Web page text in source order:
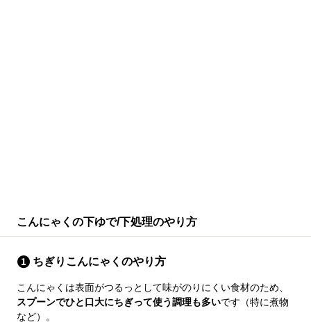
こんにゃくの下ゆで/下処理のやり方
ちぎりこんにゃくのやり方
こんにゃくは表面がつるっとして味がのりにくい食材のため、
スプーンでひと口大にちぎって使う調理も多いです（特に煮物
など）。